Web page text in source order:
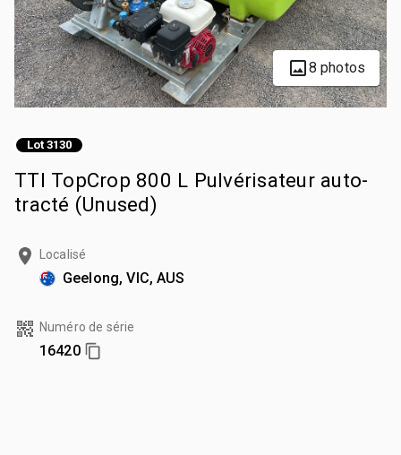
8 photos
Lot 3130
TTI TopCrop 800 L Pulvérisateur auto-
tracté (Unused)
Localisé
Geelong, VIC, AUS
Numéro de série
16420